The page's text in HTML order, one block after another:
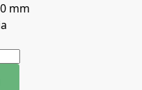
mm